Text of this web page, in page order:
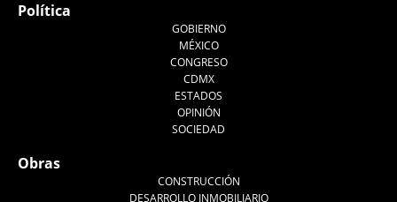
Política
GOBIERNO
MÉXICO
CONGRESO
CDMX
ESTADOS
OPINIÓN
SOCIEDAD
Obras
CONSTRUCCIÓN
DESARROLLO INMOBILIARIO